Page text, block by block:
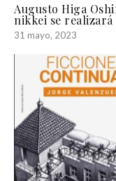
Augusto Higa
nikkei se realizará
31 mayo, 2023